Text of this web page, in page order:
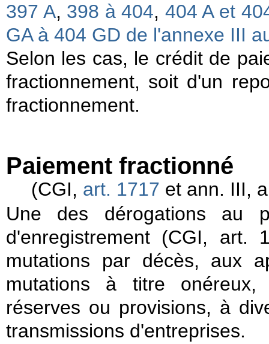
397 A, 398 à 404, 404 Aet
GA à 404 GD de l'annexe III
Selon les cas, le crédit de
fractionnement, soit d'un
fractionnement.
Paiement fractionné
(CGI, art. 1717 et ann. III,
Une des dérogations au
d'enregistrement (CGI, art.
mutations par décès, aux
mutations à titre onéreux,
réserves ou provisions, à
transmissions d'entreprises.